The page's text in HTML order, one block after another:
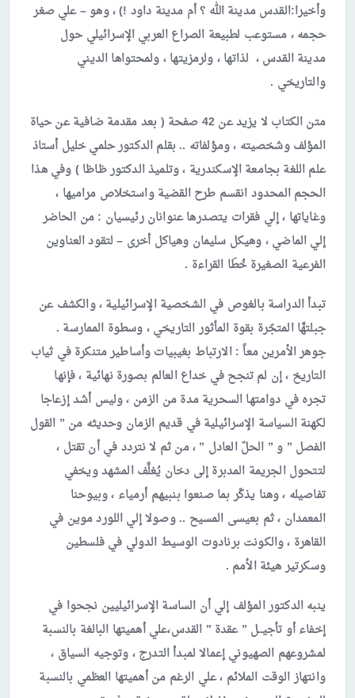
وأخيرا:القدس مدينة الله ؟ أم مدينة داود !) ، وهو – علي صغر
حجمه ، مستوعب لطبيعة الصراع العربي الإسرائيلي حول
مدينة القدس ، لذاتها ، ولرمزيتها ، ولمحتواها الديني
والتاريخي .
متن الكتاب لا يزيد عن 42 صفحة ( بعد مقدمة ضافية عن حياة
المؤلف وشخصيته ، ومؤلفاته .. بقلم الدكتور حلمي خليل أستاذ
علم اللغة بجامعة الإسكندرية ، وتلميذ الدكتور ظاظا ) وفي هذا
الحجم المحدود انقسم طرح القضية واستخلاص مراميها ،
وغاياتها ، إلي فقرات يتصدرها عنوانان رئيسيان : من الحاضر
إلي الماضي ، وهيكل سليمان وهياكل أخرى – لتقود العناوين
الفرعية الصغيرة خُطَا القراءة .
تبدأ الدراسة بالغوص في الشخصية الإسرائيلية ، والكشف عن
جبلتهَّا المتجّرة بقوة المأثور التاريخي ، وسطوة الممارسة .
جوهر الأمرين معاً : الارتباط بغيبيات وأساطير متنكرة في ثياب
التاريخ ، إن لم تنجح في خداع العالم بصورة نهائية ، فإنها
تجره في دوامتها السحرية مدة من الزمن ، وليس أشد إزعاجا
لكهنة السياسة الإسرائيلية في قديم الزمان وحديثه من ” القول
الفصل ” و ” الحلّ العادل ” ، من ثم لا نتردد في أن تقتل ،
لتتحول الجريمة المدبرة إلى دخان يُغلِّف المشهد ويخفي
تفاصيله ، وهنا يذكّر بما صنعوا بنبيهم أرمياء ، وبيوحنا
المعمدان ، ثم بعيسى المسيح .. وصولا إلي اللورد موين في
القاهرة ، والكونت برنادوت الوسيط الدولي في فلسطين
وسكرتير هيئة الأمم .
ينبه الدكتور المؤلف إلي أن الساسة الإسرائيليين نجحوا في
إخفاء أو تأجيــل ” عقدة ” القدس،علي أهميتها البالغة بالنسبة
لمشروعهم الصهيوني إعمالا لمبدأ التدرج ، وتوجيه السياق ،
وانتهاز الوقت الملائم ، علي الرغم من أهميتها العظمي بالنسبة